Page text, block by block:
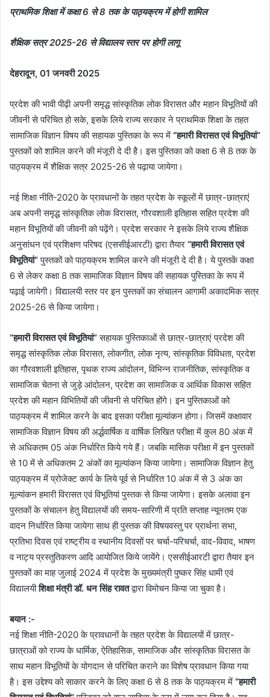
प्राथमिक शिक्षा में कक्षा 6 से 8 तक के पाठ्यक्रम में होगी शामिल
शैक्षिक सत्र 2025-26 से विद्यालय स्तर पर होगी लागू
देहरादून, 01 जनवरी 2025
प्रदेश की भावी पीढ़ी अपनी समृद्ध सांस्कृतिक लोक विरासत और महान विभूतियों की
जीवनी से परिचित हो सके, इसके लिये राज्य सरकार ने प्राथमिक शिक्षा के तहत
सामाजिक विज्ञान विषय की सहायक पुस्तिका के रूप में “हमारी विरासत एवं विभूतियां”
पुस्तकों को शामिल करने की मंजूरी दे दी है। इस पुस्तिका को कक्षा 6 से 8 तक के
पाठ्यक्रम में शैक्षिक सत्र 2025-26 से पढ़ाया जायेगा।
नई शिक्षा नीति-2020 के प्रावधानों के तहत प्रदेश के स्कूलों में छात्र-छात्राएं
अब अपनी समृद्ध सांस्कृतिक लोक विरासत, गौरवशाली इतिहास सहित प्रदेश की
महान विभूतियों की जीवनी को पढ़ेंगे। प्रदेश सरकार ने इसके लिये राज्य शैक्षिक
अनुसांधन एवं प्रशिक्षण परिषद (एससीईआरटी) द्वारा तैयार “हमारी विरासत एवं
विभूतियां”पुस्तकों को पाठ्यक्रम शामिल करने की मंजूरी दे दी है। ये पुस्तकें कक्षा
6 से लेकर कक्षा 8 तक सामाजिक विज्ञान विषय की सहायक पुस्तिका के रूप में
पढ़ाई जायेगी। विद्यालयी स्तर पर इन पुस्तकों का संचालन आगामी अकादमिक सत्र
2025-26 से किया जायेगा।
“हमारी विरासत एवं विभूतियां”सहायक पुस्तिकाओं से छात्र-छात्राएं प्रदेश की
समृद्ध सांस्कृतिक लोक विरासत, लोकगीत, लोक नृत्य, सांस्कृतिक विविधता, प्रदेश
का गौरवशाली इतिहास, पृथक राज्य आंदोलन, विभिन्न राजनीतिक, सांस्कृतिक व
सामाजिक चेतना से जुड़े आंदोलन, प्रदेश का सामाजिक व आर्थिक विकास सहित
प्रदेश की महान विभितियों की जीवनी से परिचित होंगे। इन पुस्तिकाओं को
पाठ्यक्रम में शामिल करने के बाद इसका परीक्षा मूल्यांकन होगा। जिसमें कक्षावार
सामाजिक विज्ञान विषय की अर्द्धवार्षिक व वार्षिक लिखित परीक्षा में कुल 80 अंक में
से अधिकतम 05 अंक निर्धारित किये गये हैं। जबकि मासिक परीक्षा में इन पुस्तकों
से 10 में से अधिकतम 2 अंकों का मूल्यांकन किया जायेगा। सामाजिक विज्ञान हेतु
पाठ्यक्रम में प्रोजेक्ट कार्य के लिये पूर्व से निर्धारित 10 अंक में से 3 अंक का
मूल्यांकन हमारी विरासत एवं विभूतियां पुस्तक से किया जायेगा। इसके अलावा इन
पुस्तकों के संचालन हेतु विद्यालयों की समय-सारिणी में प्रति सप्ताह न्यूनतम एक
वादन निर्धारित किया जायेगा साथ ही पुस्तक की विषयवस्तु पर प्रार्थना सभा,
प्रतिभा दिवस एवं राष्ट्रीय व स्थानीय दिवसों पर चर्चा-परिचर्चा, वाद-विवाद, भाषण
व नाट्य प्रस्तुतिकरण आदि आयोजित किये जायेंगे। एससीईआरटी द्वारा तैयार इन
पुस्तकों का माह जुलाई 2024 में प्रदेश के मुख्यमंत्री पुष्कर सिंह धामी एवं
विद्यालयीशिक्षा मंत्री डॉ. धन सिंह रावतद्वारा विमोचन किया जा चुका है।
बयान :-
नई शिक्षा नीति-2020 के प्रावधानों के तहत प्रदेश के विद्यालयों में छात्र-
छात्राओं को राज्य के धार्मिक, ऐतिहासिक, सामाजिक और सांस्कृतिक विरासत के
साथ महान विभूतियों के योगदान से परिचित कराने का विशेष प्रावधान किया गया
है। इस उद्देश्य को साकार करने के लिए कक्षा 6 से 8 तक के पाठ्यक्रम में “हमारी